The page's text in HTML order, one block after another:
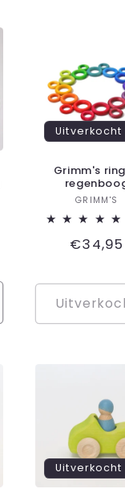
Uitverkocht
Grimm's
GRIMM'S
Normale
€34,95
Uitverkocht